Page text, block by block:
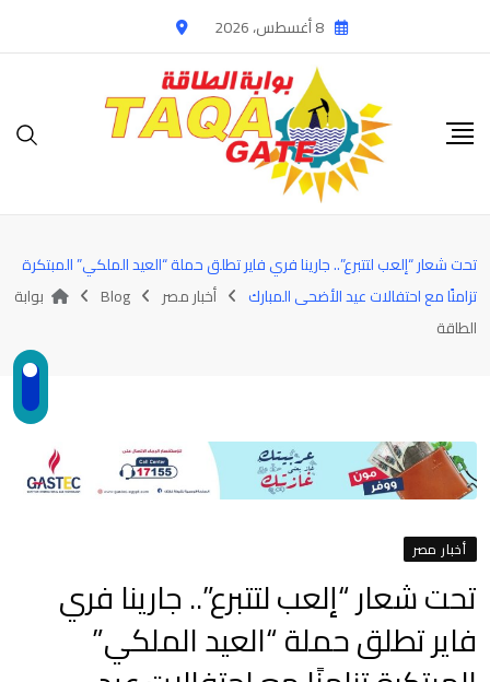
to
8 أغسطس، 2026
تحت شعار “إلعب لتتبرع”.. جارينا فري فاير تطلق حملة “العيد الملكي” المبتكرة
تزامنًا مع احتفالات عيد الأضحى المبارك
أخبار مصر Blog
بوابة
الطاقة
أخبار مصر
تحت شعار “إلعب لتتبرع”.. جارينا فري
فاير تطلق حملة “العيد الملكي”